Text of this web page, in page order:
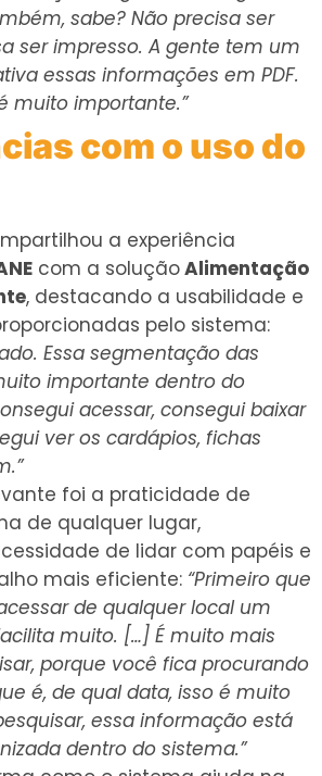
sabe? Não precisa ser
ser impresso. A gente tem um
essas informações em PDF.
muito importante.”
com o uso do
a experiência
com a soluçãoAlimentação
, destacando a usabilidade e
pelo sistema:
Essa segmentação das
importante dentro do
acessar, consegui baixar
ver os cardápios, fichas
foi a praticidade de
de qualquer lugar,
de lidar com papéis e
mais eficiente: “Primeiro que
de qualquer local um
muito. […] É muito mais
porque você fica procurando
é, de qual data, isso é muito
essa informação está
dentro do sistema.”